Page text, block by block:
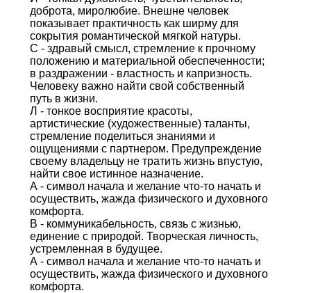
доброта, миролюбие. Внешне человек
показывает практичность как ширму для
сокрытия романтической мягкой натуры.
С - здравый смысл, стремление к прочному
положению и материальной обеспеченности;
в раздражении - властность и капризность.
Человеку важно найти свой собственный
путь в жизни.
Л - тонкое восприятие красоты,
артистические (художественные) таланты,
стремление поделиться знаниями и
ощущениями с партнером. Предупреждение
своему владельцу не тратить жизнь впустую,
найти свое истинное назначение.
А - символ начала и желание что-то начать и
осуществить, жажда физического и духовного
комфорта.
В - коммуникабельность, связь с жизнью,
единение с природой. Творческая личность,
устремленная в будущее.
А - символ начала и желание что-то начать и
осуществить, жажда физического и духовного
комфорта.